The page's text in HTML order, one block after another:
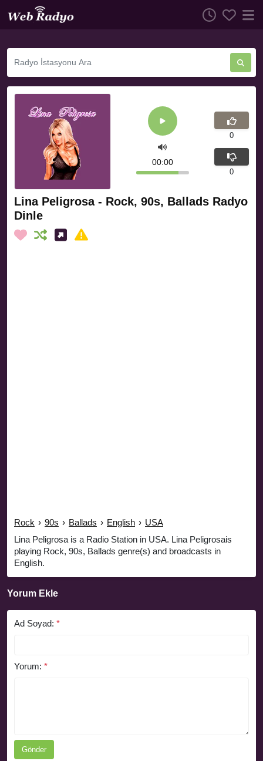
Lina Peligrosa - Rock, 90s, Ballads Radyo
Dinle
Rock › 90s › Ballads › English › USA
Lina Peligrosa is a Radio Station in USA. Lina Peligrosais
playing Rock, 90s, Ballads genre(s) and broadcasts in
English.
00:00
0
0
Yorum Ekle
Ad Soyad: *
Yorum: *
Gönder